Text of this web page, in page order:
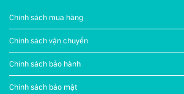
Chính sách mua hàng
Chính sách vận chuyển
Chính sách bảo hành
Chính sách bảo mật